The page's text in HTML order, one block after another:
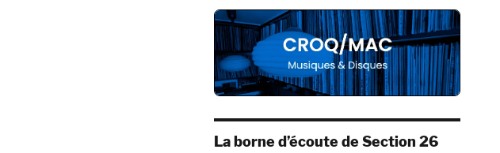
La borne d’écoute de Section 26